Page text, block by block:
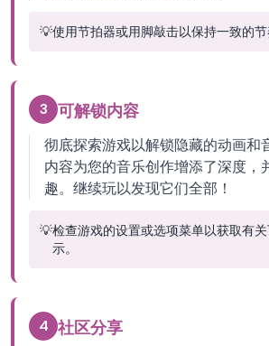
💡使用节拍器或用脚敲击以保持一致的节
3 可解锁内容
彻底探索游戏以解锁隐藏的动画和
内容为您的音乐创作增添了深度，
趣。继续玩以发现它们全部！
💡检查游戏的设置或选项菜单以获取有
示。
4 社区分享